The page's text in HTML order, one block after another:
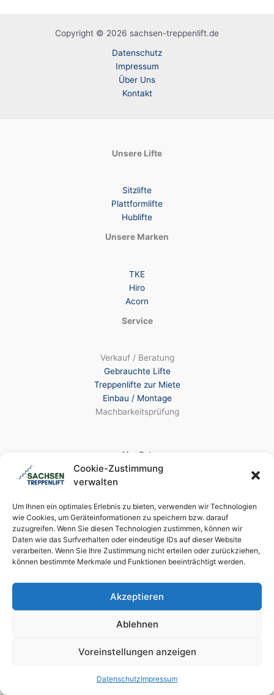
Cookie-Zustimmung
verwalten
Um Ihnen ein optimales Erlebnis zu bieten, verwenden wir Technologien
wie Cookies, um Geräteinformationen zu speichern bzw. darauf
zuzugreifen. Wenn Sie diesen Technologien zustimmen, können wir
Daten wie das Surfverhalten oder eindeutige IDs auf dieser Website
verarbeiten. Wenn Sie Ihre Zustimmung nicht erteilen oder zurückziehen,
können bestimmte Merkmale und Funktionen beeinträchtigt werden.
Akzeptieren
Ablehnen
Voreinstellungen anzeigen
DatenschutzImpressum
Copyright © 2026 sachsen-treppenlift.de
Datenschutz
Impressum
Über Uns
Kontakt
Unsere Lifte
Sitzlifte
Plattformlifte
Hublifte
Unsere Marken
TKE
Hiro
Acorn
Service
Verkauf / Beratung
Gebrauchte Lifte
Treppenlifte zur Miete
Einbau / Montage
Machbarkeitsprüfung
Vor Ort
Chemnitz
Leipzig
Görlitz
Meißen
Bautzen
Zwickau